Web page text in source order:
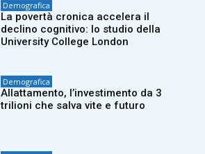
Demografica
La povertà cronica accelera il
declino cognitivo: lo studio della
University College London
Demografica
Allattamento, l’investimento da 3
trilioni che salva vite e futuro